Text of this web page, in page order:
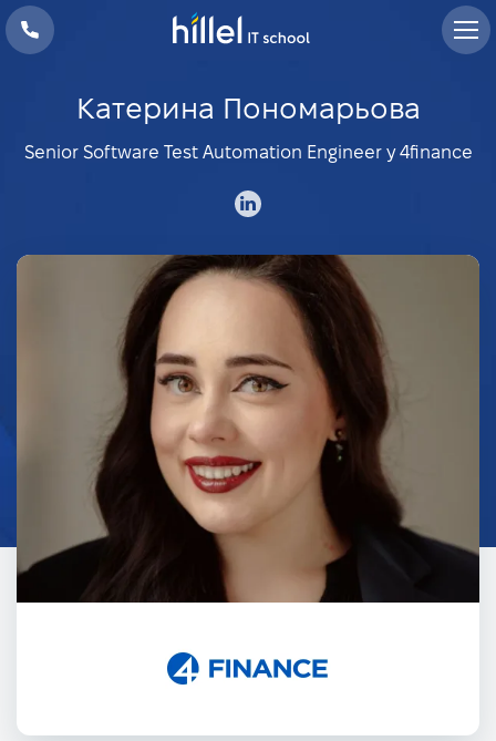
Катерина Пономарьова
Senior Software Test Automation Engineer у 4finance